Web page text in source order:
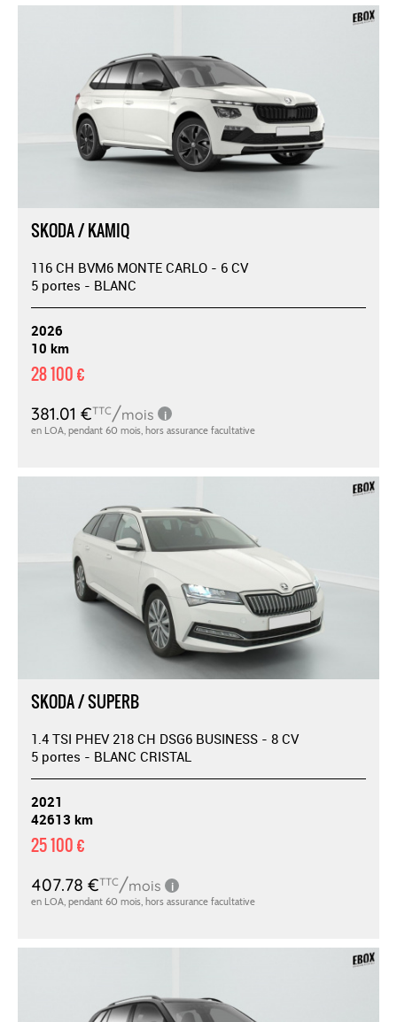
SKODA / KAMIQ
116 CH BVM6 MONTE CARLO - 6 CV
5 portes - BLANC
2026
10 km
28 100 €
SKODA / SUPERB
1.4 TSI PHEV 218 CH DSG6 BUSINESS - 8 CV
5 portes - BLANC CRISTAL
2021
42613 km
25 100 €